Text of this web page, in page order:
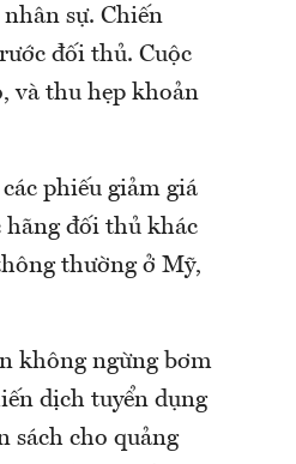
sự. Chiến
đối thủ. Cuộc
và thu hẹp khoản
phiếu giảm giá
hãng đối thủ khác
thường ở Mỹ,
không ngừng bơm
dịch tuyển dụng
sách cho quảng